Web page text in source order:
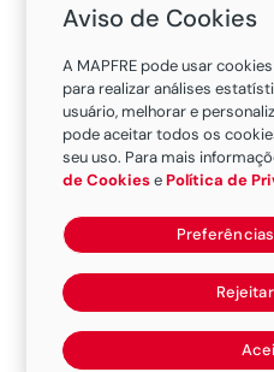
Descubra as outras
nossosseguros para
Acontecimento
violento, que causa
veículo
segurado, tendo
invalidez, tratamento
ou morte destes.
Related Articles:
Aviso de Cookies
A MAPFRE pode usar
para realizar análises
usuário, melhorar e
pode aceitar todos os
seu uso. Para mais
de CookiesePolítica de